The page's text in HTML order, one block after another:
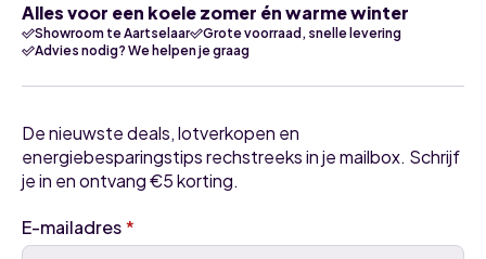
Alles voor een koele zomer én warme winter
Showroom te Aartselaar
Grote voorraad, snelle levering
Advies nodig? We helpen je graag
De nieuwste deals, lotverkopen en
energiebesparingstips rechstreeks in je mailbox. Schrijf
je in en ontvang €5 korting.
E-mailadres*